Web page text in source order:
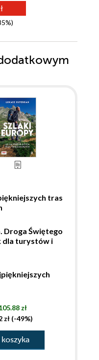
tras
Droga Świętego
dla turystów i
zł
zł (-49%)